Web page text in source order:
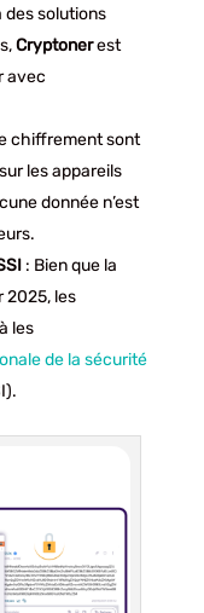
solutions
Cryptonerest
avec
chiffrement sont
les appareils
donnée n’est
: Bien que la
2025, les
les
de la sécurité